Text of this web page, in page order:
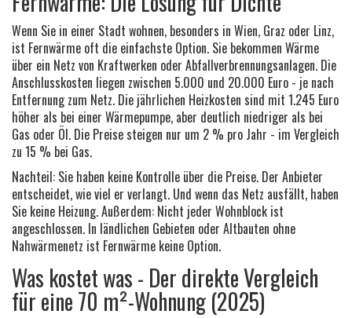
Wenn Sie in einer Stadt wohnen, besonders in Wien, Graz oder Linz,
ist Fernwärme oft die einfachste Option. Sie bekommen Wärme
über ein Netz von Kraftwerken oder Abfallverbrennungsanlagen. Die
Anschlusskosten liegen zwischen 5.000 und 20.000 Euro - je nach
Entfernung zum Netz. Die jährlichen Heizkosten sind mit 1.245 Euro
höher als bei einer Wärmepumpe, aber deutlich niedriger als bei
Gas oder Öl. Die Preise steigen nur um 2 % pro Jahr - im Vergleich
zu 15 % bei Gas.
Nachteil: Sie haben keine Kontrolle über die Preise. Der Anbieter
entscheidet, wie viel er verlangt. Und wenn das Netz ausfällt, haben
Sie keine Heizung. Außerdem: Nicht jeder Wohnblock ist
angeschlossen. In ländlichen Gebieten oder Altbauten ohne
Nahwärmenetz ist Fernwärme keine Option.
Was kostet was - Der direkte Vergleich
für eine 70 m²-Wohnung (2025)